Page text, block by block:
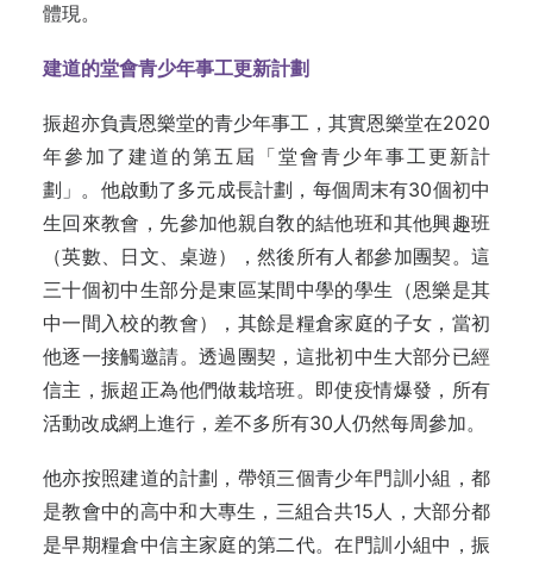
體現。
建道的堂會青少年事工更新計劃
振超亦負責恩樂堂的青少年事工，其實恩樂堂在2020
年參加了建道的第五屆「堂會青少年事工更新計
劃」。他啟動了多元成長計劃，每個周末有30個初中
生回來教會，先參加他親自敎的結他班和其他興趣班
（英數、日文、桌遊），然後所有人都參加團契。這
三十個初中生部分是東區某間中學的學生（恩樂是其
中一間入校的教會），其餘是糧倉家庭的子女，當初
他逐一接觸邀請。透過團契，這批初中生大部分已經
信主，振超正為他們做栽培班。即使疫情爆發，所有
活動改成網上進行，差不多所有30人仍然每周參加。
他亦按照建道的計劃，帶領三個青少年門訓小組，都
是教會中的高中和大專生，三組合共15人，大部分都
是早期糧倉中信主家庭的第二代。在門訓小組中，振